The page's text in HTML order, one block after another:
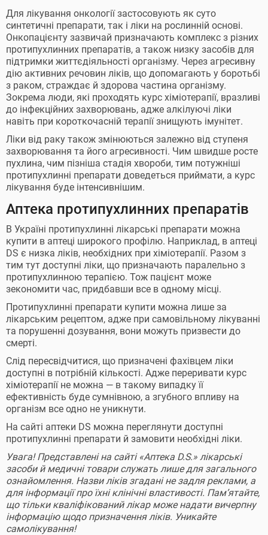
Для лікування онкології застосовують як суто
синтетичні препарати, так і ліки на рослинній основі.
Онкопацієнту зазвичай призначають комплекс з різних
протипухлинних препаратів, а також низку засобів для
підтримки життєдіяльності організму. Через агресивну
дію активних речовин ліків, що допомагають у боротьбі
з раком, страждає й здорова частина організму.
Зокрема люди, які проходять курс хіміотерапії, вразливі
до інфекційних захворювань, адже алкілуючі ліки
навіть при короткочасній терапії знищують імунітет.
Ліки від раку також змінюються залежно від ступеня
захворювання та його агресивності. Чим швидше росте
пухлина, чим пізніша стадія хвороби, тим потужніші
протипухлинні препарати доведеться приймати, а курс
лікування буде інтенсивнішим.
Аптека протипухлинних препаратів
В Україні протипухлинні лікарські препарати можна
купити в аптеці широкого профілю. Наприклад, в аптеці
DS є низка ліків, необхідних при хіміотерапії. Разом з
тим тут доступні ліки, що призначають паралельно з
протипухлинною терапією. Тож пацієнт може
зекономити час, придбавши все в одному місці.
Протипухлинні препарати купити можна лише за
лікарським рецептом, адже при самовільному лікуванні
та порушенні дозування, вони можуть призвести до
смерті.
Слід пересвідчитися, що призначені фахівцем ліки
доступні в потрібній кількості. Адже переривати курс
хіміотерапії не можна — в такому випадку її
ефективність буде сумнівною, а згубного впливу на
організм все одно не уникнути.
На сайті аптеки DS можна переглянути доступні
протипухлинні препарати й замовити необхідні ліки.
Увага! Представлені на сайті «Аптека D.S.» лікарські
засоби й медичні товари служать лише для загального
ознайомлення. Назви ліків згадані не задля реклами, а
для інформації про їхні клінічні властивості. Пам’ятайте,
що тільки кваліфікований лікар може надати вичерпну
інформацію щодо призначення ліків. Уникайте
самолікування!